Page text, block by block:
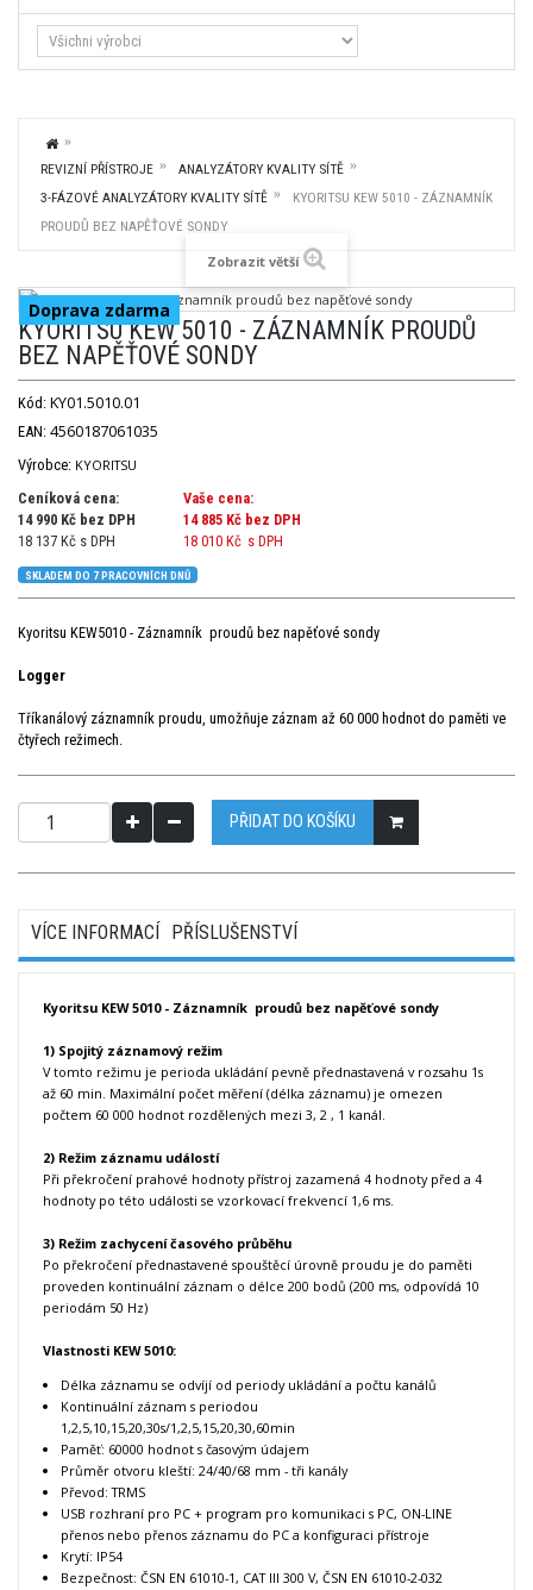
REVIZNÍ PŘÍSTROJE
ANALYZÁTORY KVALITY SÍTĚ
3-FÁZOVÉ ANALYZÁTORY KVALITY SÍTĚ
KYORITSU KEW 5010 - ZÁZNAMNÍK
PROUDŮ BEZ NAPĚŤOVÉ SONDY
Doprava zdarma
Zobrazit větší
KYORITSU KEW 5010 - ZÁZNAMNÍK PROUDŮ
BEZ NAPĚŤOVÉ SONDY
Kód: KY01.5010.01
EAN: 4560187061035
Výrobce: KYORITSU
Ceníková cena:
14 990 Kč bez DPH
18 137 Kč s DPH
Vaše cena:
14 885 Kč bez DPH
18 010 Kč s DPH
SKLADEM DO 7 PRACOVNÍCH DNŮ
Kyoritsu KEW5010 - Záznamník proudů bez napěťové sondy
Logger
Tříkanálový záznamník proudu, umožňuje záznam až 60 000 hodnot do paměti ve
čtyřech režimech.
PŘIDAT DO KOŠÍKU
VÍCE INFORMACÍ PŘÍSLUŠENSTVÍ
Kyoritsu KEW 5010 - Záznamník proudů bez napěťové sondy
1) Spojitý záznamový režim
V tomto režimu je perioda ukládání pevně přednastavená v rozsahu 1s
až 60 min. Maximální počet měření (délka záznamu) je omezen
počtem 60 000 hodnot rozdělených mezi 3, 2 , 1 kanál.
2) Režim záznamu událostí
Při překročení prahové hodnoty přístroj zazamená 4 hodnoty před a 4
hodnoty po této události se vzorkovací frekvencí 1,6 ms.
3) Režim zachycení časového průběhu
Po překročení přednastavené spouštěcí úrovně proudu je do paměti
proveden kontinuální záznam o délce 200 bodů (200 ms, odpovídá 10
periodám 50 Hz)
Vlastnosti KEW 5010:
Délka záznamu se odvíjí od periody ukládání a počtu kanálů
Kontinuální záznam s periodou
1,2,5,10,15,20,30s/1,2,5,15,20,30,60min
Paměť: 60000 hodnot s časovým údajem
Průměr otvoru kleští: 24/40/68 mm - tři kanály
Převod: TRMS
USB rozhraní pro PC + program pro komunikaci s PC, ON-LINE
přenos nebo přenos záznamu do PC a konfiguraci přístroje
Krytí: IP54
Bezpečnost: ČSN EN 61010-1, CAT III 300 V, ČSN EN 61010-2-032